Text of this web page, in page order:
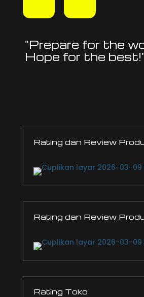
"Prepare for the
Hope for the
Rating dan Review
Rating dan Review
Rating Toko